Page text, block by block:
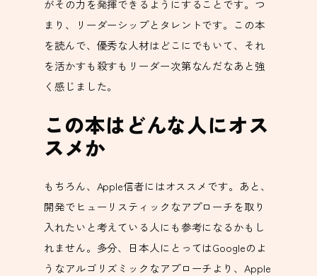
がその力を発揮できるようにすることです。つ
まり、リーダーシップとタレントです。この本
を読んで、優秀な人材はどこにでもいて、それ
を活かすも殺すもリーダー次第なんだなあと強
く感じました。
この本はどんな人にオス
スメか
もちろん、Apple信者にはオススメです。あと、
開発でヒューリスティックなアプローチを取り
入れたいと考えている人にも参考になるかもし
れません。多分、日本人にとってはGoogleのよ
うなアルゴリズミックなアプローチより、Apple